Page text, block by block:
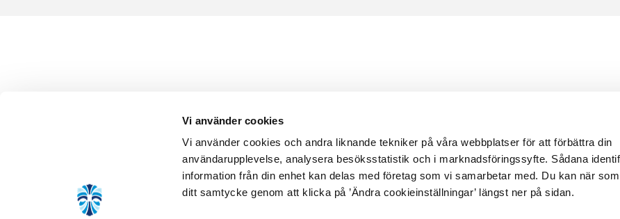
Vi använder cookies
Vi använder cookies och andra liknande tekniker på våra webbplatser för att förbättra din
användarupplevelse, analysera besöksstatistik och i marknadsföringssyfte. Sådana
information från din enhet kan delas med företag som vi samarbetar med. Du kan när
ditt samtycke genom att klicka på ’Ändra cookieinställningar’ längst ner på sidan.